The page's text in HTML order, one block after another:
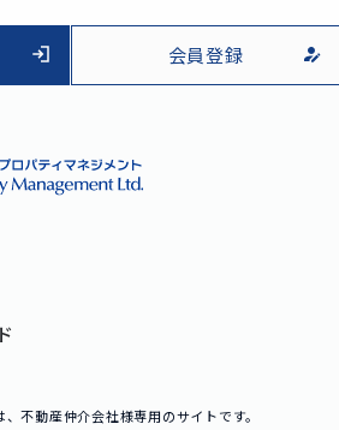
会員登録
不動産仲介会社様専用のサイトです。